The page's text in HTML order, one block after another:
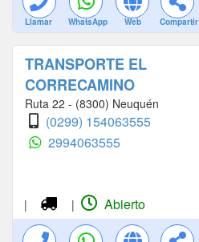
Llamar WhatsApp Web Compartir
TRANSPORTE EL
CORRECAMINO
Ruta 22 - (8300) Neuquén
(0299) 154063555
2994063555
| | Abierto